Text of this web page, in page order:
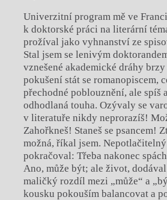
Univerzitní program mě ve
k doktorské práci na literární
prožíval jako vyhnanství ze
Stal jsem se lenivým
vznešené akademické dráhy
pokušení stát se romanopiscem,
přechodné poblouznění, ale spíš
odhodlaná touha. Ozývaly se
v literatuře nikdy neprorazíš!
Zahořkneš! Staneš se psancem!
možná, říkal jsem.
pokračoval: Třeba nakonec
Ano, může být; ale život,
maličký rozdíl mezi „může“ a
kousku pokouším balancovat a